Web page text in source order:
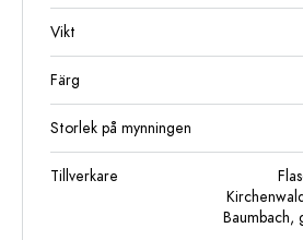
Vikt
Färg
Storlek på mynningen
Tillverkare
Baumbach,